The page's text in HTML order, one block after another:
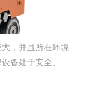
，并且所在环境
备处于安全、可
间对设备进行巡